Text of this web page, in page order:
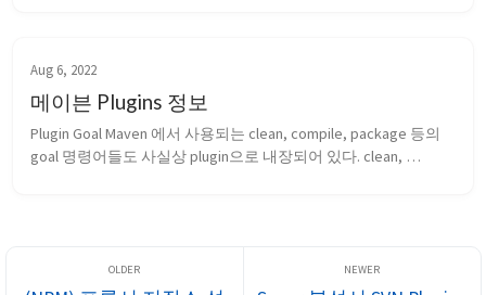
Aug 6, 2022
메이븐 Plugins 정보
Plugin Goal Maven 에서 사용되는 clean, compile, package 등의
goal 명령어들도 사실상 plugin으로 내장되어 있다. clean,